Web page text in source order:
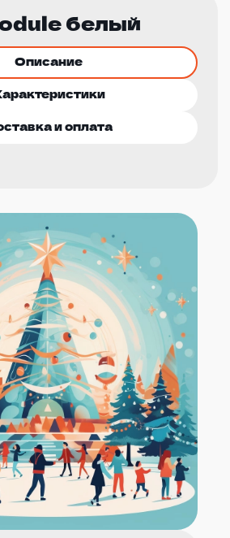
белый
Описание
и оплата